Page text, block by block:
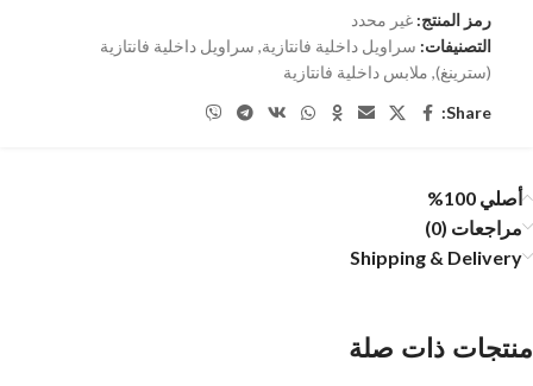
رمز المنتج: غير محدد
التصنيفات: سراويل داخلية فانتازية, سراويل داخلية فانتازية
(سترينغ), ملابس داخلية فانتازية
Share:
أصلي 100%
مراجعات (0)
Shipping & Delivery
منتجات ذات صلة